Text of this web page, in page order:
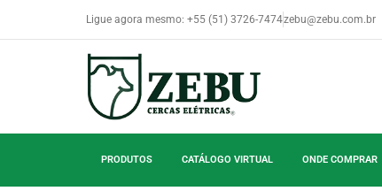
Ligue agora mesmo: +55 (51) 3726-7474zebu@zebu.com.br
PRODUTOS CATÁLOGO VIRTUAL ONDE COMPRAR